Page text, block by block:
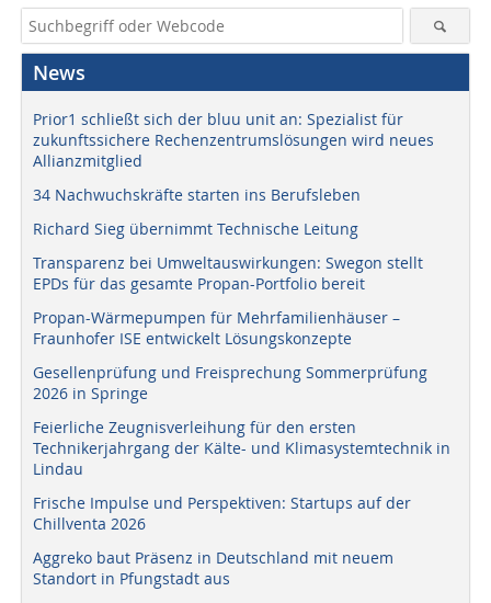
News
Prior1 schließt sich der bluu unit an: Spezialist für
zukunftssichere Rechenzentrumslösungen wird neues
Allianzmitglied
34 Nachwuchskräfte starten ins Berufsleben
Richard Sieg übernimmt Technische Leitung
Transparenz bei Umweltauswirkungen: Swegon stellt
EPDs für das gesamte Propan-Portfolio bereit
Propan-Wärmepumpen für Mehrfamilienhäuser –
Fraunhofer ISE entwickelt Lösungskonzepte
Gesellenprüfung und Freisprechung Sommerprüfung
2026 in Springe
Feierliche Zeugnisverleihung für den ersten
Technikerjahrgang der Kälte- und Klimasystemtechnik in
Lindau
Frische Impulse und Perspektiven: Startups auf der
Chillventa 2026
Aggreko baut Präsenz in Deutschland mit neuem
Standort in Pfungstadt aus